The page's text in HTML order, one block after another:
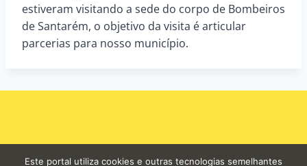
estiveram visitando a sede do corpo de Bombeiros
de Santarém, o objetivo da visita é articular
parcerias para nosso município.
Este portal utiliza cookies e outras tecnologias semelhantes